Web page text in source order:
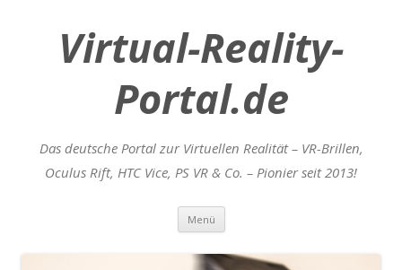
Virtual-Reality-
Portal.de
Das deutsche Portal zur Virtuellen Realität – VR-Brillen,
Oculus Rift, HTC Vice, PS VR & Co. – Pionier seit 2013!
Menü Zum
springen